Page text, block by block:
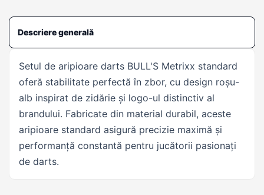
Descriere generală
Setul de aripioare darts BULL'S Metrixx standard
oferă stabilitate perfectă în zbor, cu design roșu-
alb inspirat de zidărie și logo-ul distinctiv al
brandului. Fabricate din material durabil, aceste
aripioare standard asigură precizie maximă și
performanță constantă pentru jucătorii pasionați
de darts.